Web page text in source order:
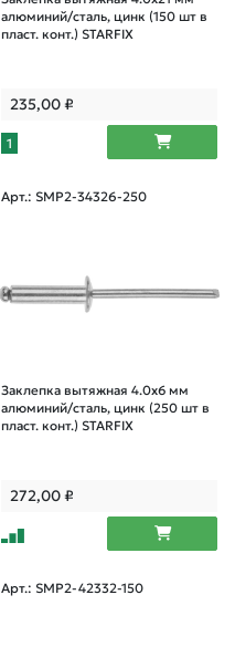
алюминий/сталь, цинк (150 шт в
пласт. конт.) STARFIX
235,00₽
1
Арт.: SMP2-34326-250
Заклепка вытяжная 4.0х6 мм
алюминий/сталь, цинк (250 шт в
пласт. конт.) STARFIX
272,00₽
Арт.: SMP2-42332-150